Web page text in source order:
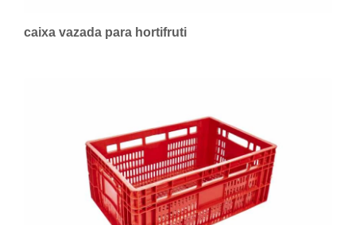
caixa vazada para hortifruti